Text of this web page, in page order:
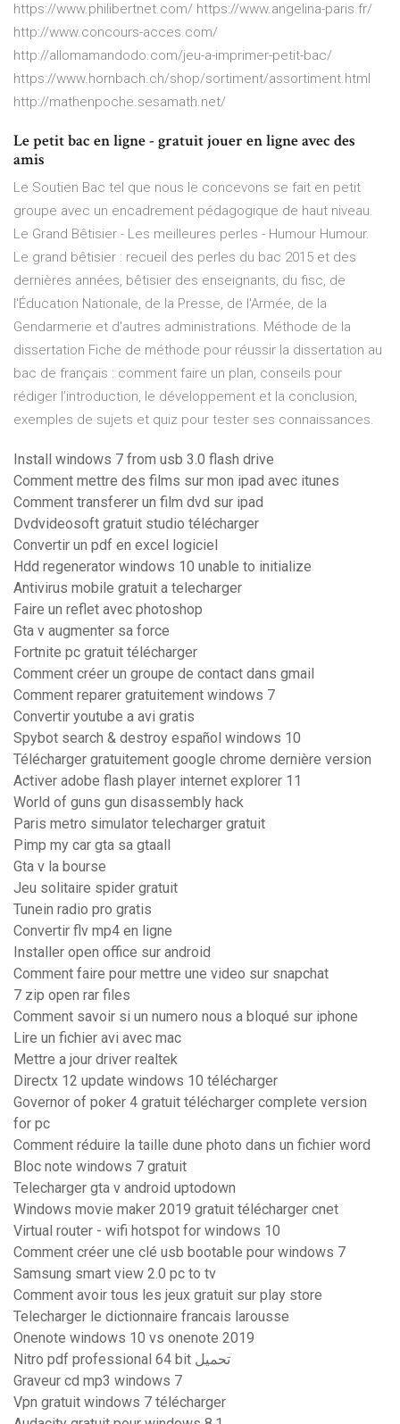
https://www.philibertnet.com/ https://www.angelina-paris.fr/
http://www.concours-acces.com/
http://allomamandodo.com/jeu-a-imprimer-petit-bac/
https://www.hornbach.ch/shop/sortiment/assortiment.html
http://mathenpoche.sesamath.net/
Le petit bac en ligne - gratuit jouer en ligne avec des
amis
Le Soutien Bac tel que nous le concevons se fait en petit
groupe avec un encadrement pédagogique de haut niveau.
Le Grand Bêtisier - Les meilleures perles - Humour Humour.
Le grand bêtisier : recueil des perles du bac 2015 et des
dernières années, bêtisier des enseignants, du fisc, de
l'Éducation Nationale, de la Presse, de l'Armée, de la
Gendarmerie et d'autres administrations. Méthode de la
dissertation Fiche de méthode pour réussir la dissertation au
bac de français : comment faire un plan, conseils pour
rédiger l’introduction, le développement et la conclusion,
exemples de sujets et quiz pour tester ses connaissances.
Install windows 7 from usb 3.0 flash drive
Comment mettre des films sur mon ipad avec itunes
Comment transferer un film dvd sur ipad
Dvdvideosoft gratuit studio télécharger
Convertir un pdf en excel logiciel
Hdd regenerator windows 10 unable to initialize
Antivirus mobile gratuit a telecharger
Faire un reflet avec photoshop
Gta v augmenter sa force
Fortnite pc gratuit télécharger
Comment créer un groupe de contact dans gmail
Comment reparer gratuitement windows 7
Convertir youtube a avi gratis
Spybot search & destroy español windows 10
Télécharger gratuitement google chrome dernière version
Activer adobe flash player internet explorer 11
World of guns gun disassembly hack
Paris metro simulator telecharger gratuit
Pimp my car gta sa gtaall
Gta v la bourse
Jeu solitaire spider gratuit
Tunein radio pro gratis
Convertir flv mp4 en ligne
Installer open office sur android
Comment faire pour mettre une video sur snapchat
7 zip open rar files
Comment savoir si un numero nous a bloqué sur iphone
Lire un fichier avi avec mac
Mettre a jour driver realtek
Directx 12 update windows 10 télécharger
Governor of poker 4 gratuit télécharger complete version
for pc
Comment réduire la taille dune photo dans un fichier word
Bloc note windows 7 gratuit
Telecharger gta v android uptodown
Windows movie maker 2019 gratuit télécharger cnet
Virtual router - wifi hotspot for windows 10
Comment créer une clé usb bootable pour windows 7
Samsung smart view 2.0 pc to tv
Comment avoir tous les jeux gratuit sur play store
Telecharger le dictionnaire francais larousse
Onenote windows 10 vs onenote 2019
Nitro pdf professional 64 bit تحميل
Graveur cd mp3 windows 7
Vpn gratuit windows 7 télécharger